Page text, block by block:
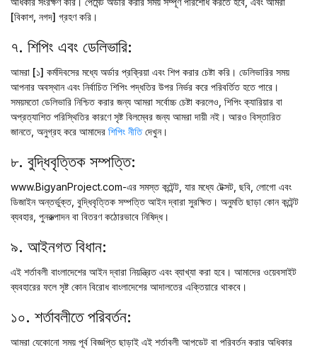
[বিকাশ, নগদ] গ্রহণ করি।
৭. শিপিং এবং ডেলিভারি:
আমরা [১] কর্মদিবসের মধ্যে অর্ডার প্রক্রিয়া এবং শিপ করার চেষ্টা করি। ডেলিভারির সময়
আপনার অবস্থান এবং নির্বাচিত শিপিং পদ্ধতির উপর নির্ভর করে পরিবর্তিত হতে পারে।
সময়মতো ডেলিভারি নিশ্চিত করার জন্য আমরা সর্বোচ্চ চেষ্টা করলেও, শিপিং ক্যারিয়ার বা
অপ্রত্যাশিত পরিস্থিতির কারণে সৃষ্ট বিলম্বের জন্য আমরা দায়ী নই। আরও বিস্তারিত
জানতে, অনুগ্রহ করে আমাদের শিপিং নীতিদেখুন।
৮. বুদ্ধিবৃত্তিক সম্পত্তি:
www.BigyanProject.com-এর সমস্ত কন্টেন্ট, যার মধ্যে টেক্সট, ছবি, লোগো এবং
ডিজাইন অন্তর্ভুক্ত, বুদ্ধিবৃত্তিক সম্পত্তি আইন দ্বারা সুরক্ষিত। অনুমতি ছাড়া কোন কন্টেন্ট
ব্যবহার, পুনরুত্পাদন বা বিতরণ কঠোরভাবে নিষিদ্ধ।
৯. আইনগত বিধান:
এই শর্তাবলী বাংলাদেশের আইন দ্বারা নিয়ন্ত্রিত এবং ব্যাখ্যা করা হবে। আমাদের ওয়েবসাইট
ব্যবহারের ফলে সৃষ্ট কোন বিরোধ বাংলাদেশের আদালতের এক্তিয়ারে থাকবে।
১০. শর্তাবলীতে পরিবর্তন:
আমরা যেকোনো সময় পূর্ব বিজ্ঞপ্তি ছাড়াই এই শর্তাবলী আপডেট বা পরিবর্তন করার অধিকার